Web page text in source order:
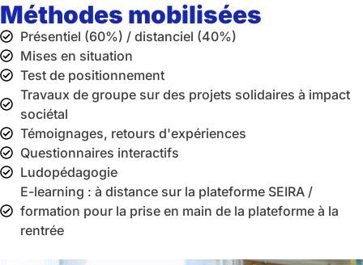
Méthodes mobilisées
Présentiel (60%) / distanciel (40%)
Mises en situation
Test de positionnement
Travaux de groupe sur des projets solidaires à impact
sociétal
Témoignages, retours d'expériences
Questionnaires interactifs
Ludopédagogie
E-learning : à distance sur la plateforme SEIRA /
formation pour la prise en main de la plateforme à la
rentrée